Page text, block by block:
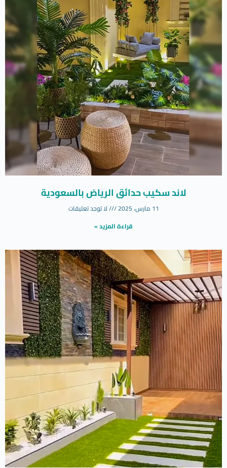
لاند سكيب حدائق الرياض بالسعودية
11 مارس، 2025
لا توجد تعليقات
قراءة المزيد »